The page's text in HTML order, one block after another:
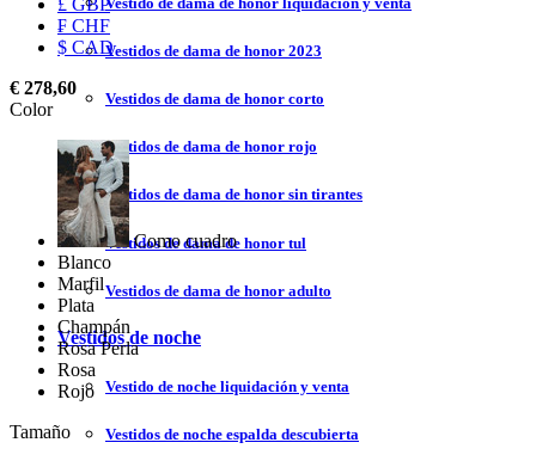
Vestidos de dama de honor 2023
Vestidos de dama de honor corto
Vestidos de dama de honor rojo
Vestidos de dama de honor sin tirantes
Vestidos de dama de honor tul
Vestidos de dama de honor adulto
Vestidos de noche
Vestido de noche liquidación y venta
Vestidos de noche espalda descubierta
£ GBP
₣ CHF
$ CAD
€ 278,60
Color
Como cuadro
Blanco
Marfil
Plata
Champán
Rosa Perla
Rosa
Rojo
Tamaño